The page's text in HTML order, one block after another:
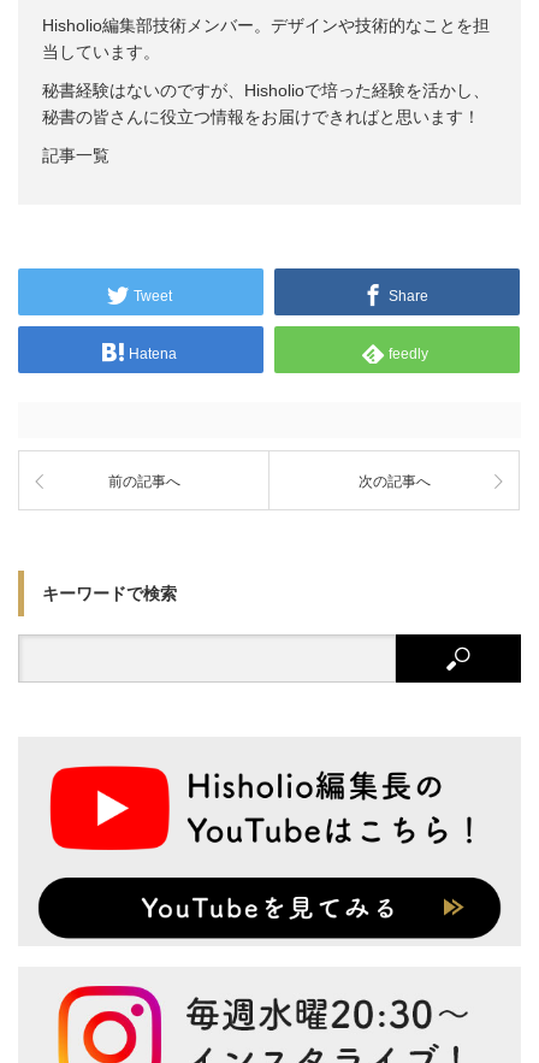
Hisholio編集部技術メンバー。デザインや技術的なことを担
当しています。
秘書経験はないのですが、Hisholioで培った経験を活かし、
秘書の皆さんに役立つ情報をお届けできればと思います！
記事一覧
Tweet Share
Hatena feedly
前の記事へ 次の記事へ
キーワードで検索